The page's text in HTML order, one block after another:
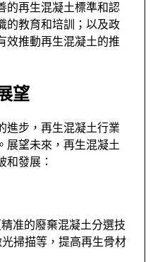
的再生混凝土標準和認
的教育和培訓；以及政
效推動再生混凝土的推
望
進步，再生混凝土行業
展望未來，再生混凝土
和發展：
精准的廢棄混凝土分選技
掃描等，提高再生骨材